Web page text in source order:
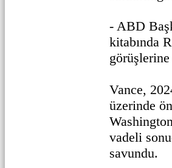
- ABD
kitabında
Vance,
üzerinde
vadeli
savundu.